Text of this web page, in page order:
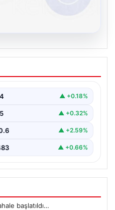
İletişimin
Deneyimi
barındırmaktadır.
▲ +0.18%
▲ +0.32%
▲ +2.59%
▲ +0.66%
başlatıldı…